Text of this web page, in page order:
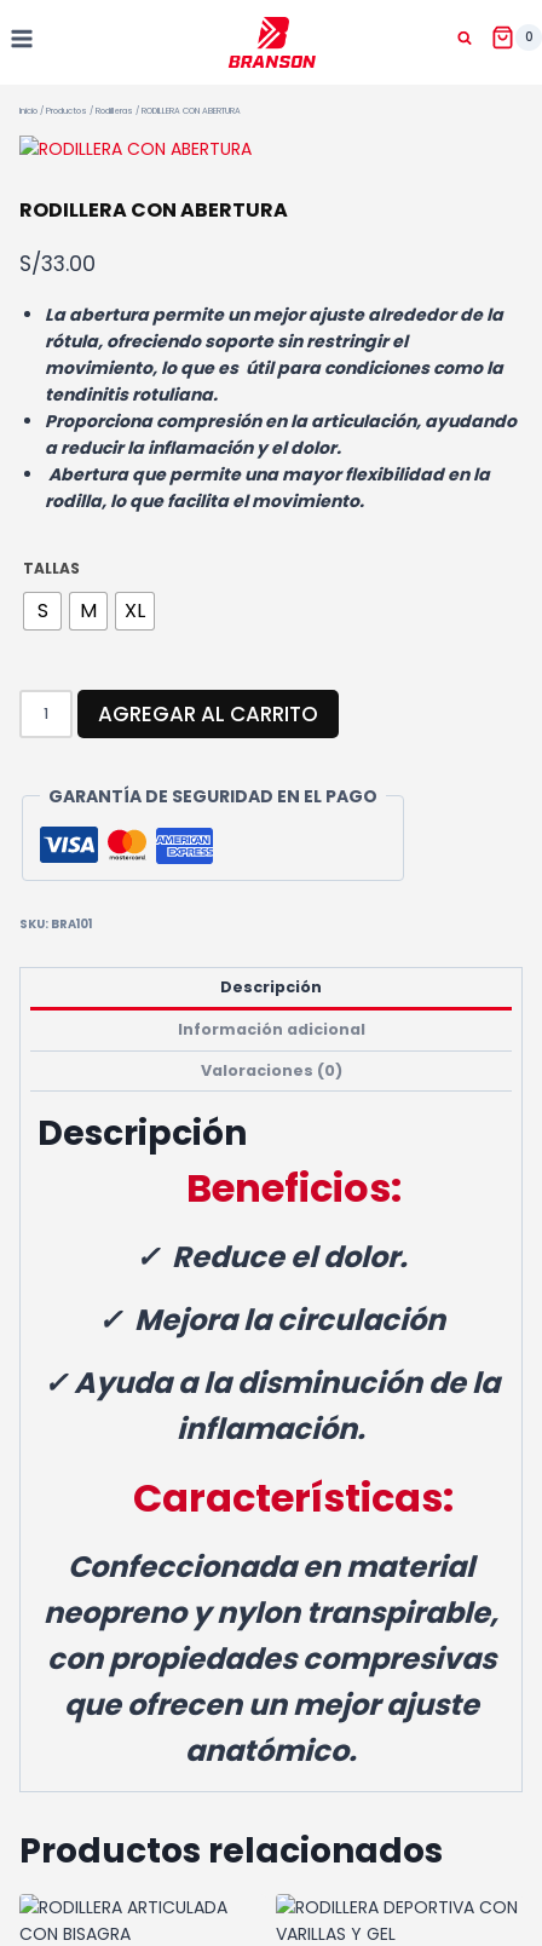
al
0
Inicio / Productos / Rodilleras / RODILLERA CON ABERTURA
RODILLERA CON ABERTURA
S/33.00
La abertura permite un mejor ajuste alrededor de la
rótula, ofreciendo soporte sin restringir el
movimiento, lo que es útil para condiciones como la
tendinitis rotuliana.
Proporciona compresión en la articulación, ayudando
a reducir la inflamación y el dolor.
Abertura que permite una mayor flexibilidad en la
rodilla, lo que facilita el movimiento.
TALLAS
S M XL
RODILLERA
CON
AGREGAR AL CARRITO
GARANTÍA DE SEGURIDAD EN EL PAGO
SKU: BRA101
Descripción
Información adicional
Valoraciones (0)
Descripción
Beneficios:
✓ Reduce el dolor.
✓ Mejora la circulación
✓Ayuda a la disminución de la
inflamación.
Características:
Confeccionada en material
neopreno y nylon transpirable,
con propiedades compresivas
que ofrecen un mejor ajuste
anatómico.
Productos relacionados